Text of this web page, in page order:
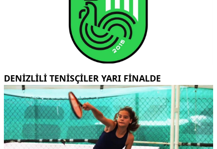
DENİZLİLİ TENİSÇİLER YARI FİNALDE